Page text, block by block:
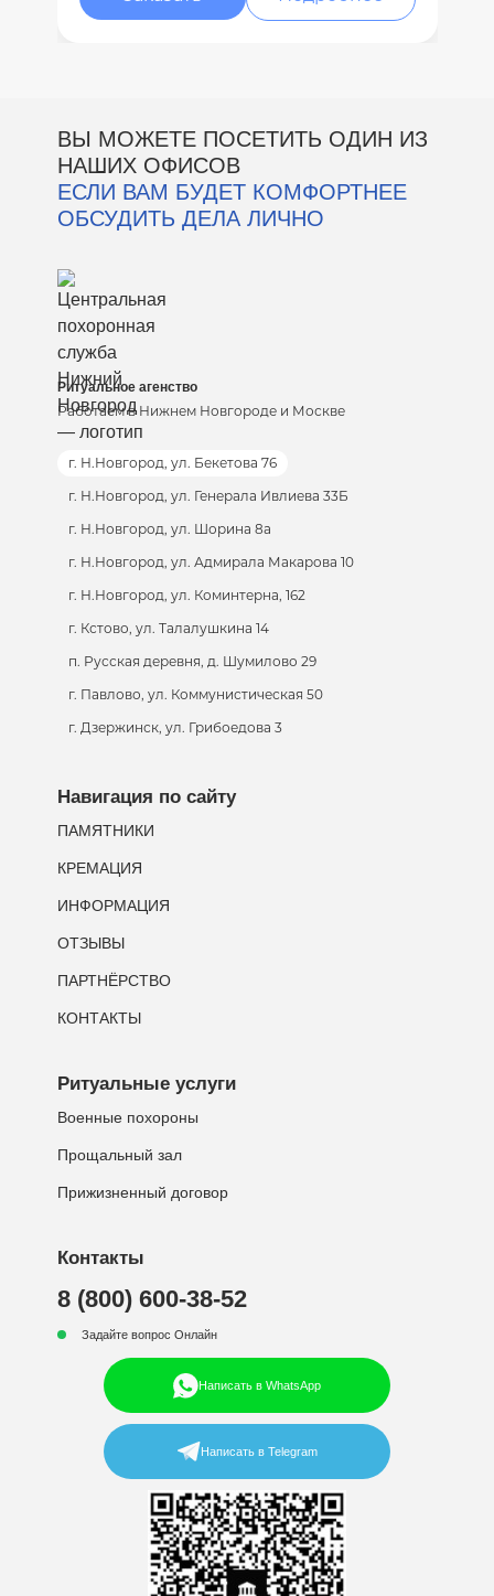
ВЫ МОЖЕТЕ ПОСЕТИТЬ ОДИН ИЗ
НАШИХ ОФИСОВ
ЕСЛИ ВАМ БУДЕТ КОМФОРТНЕЕ
ОБСУДИТЬ ДЕЛА ЛИЧНО
Ритуальное агенство
Работаем в Нижнем Новгороде и Москве
г. Н.Новгород, ул. Бекетова 76
г. Н.Новгород, ул. Генерала Ивлиева 33Б
г. Н.Новгород, ул. Шорина 8а
г. Н.Новгород, ул. Адмирала Макарова 10
г. Н.Новгород, ул. Коминтерна, 162
г. Кстово, ул. Талалушкина 14
п. Русская деревня, д. Шумилово 29
г. Павлово, ул. Коммунистическая 50
г. Дзержинск, ул. Грибоедова 3
Навигация по сайту
ПАМЯТНИКИ
КРЕМАЦИЯ
ИНФОРМАЦИЯ
ОТЗЫВЫ
ПАРТНЁРСТВО
КОНТАКТЫ
Ритуальные услуги
Военные похороны
Прощальный зал
Прижизненный договор
Контакты
8 (800) 600-38-52
Задайте вопрос Онлайн
Написать в WhatsApp
Написать в Telegram